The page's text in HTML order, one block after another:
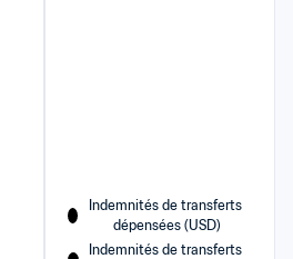
Indemnités de transferts
dépensées (USD)
Indemnités de transferts